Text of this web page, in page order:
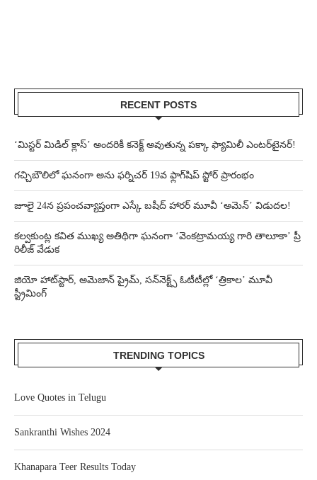
RECENT POSTS
‘మిస్టర్ మిడిల్ క్లాస్’ అందరికీ కనెక్ట్ అవుతున్న పక్కా ఫ్యామిలీ ఎంటర్‌టైనర్!
గచ్చిబౌలిలో ఘనంగా అను ఫర్నిచర్ 19వ ఫ్లాగ్‌షిప్ స్టోర్ ప్రారంభం
జూలై 24న ప్రపంచవ్యాప్తంగా ఎస్కే బషీద్‌ హారర్ మూవీ ‘అమెన్’ విడుదల!
కల్వకుంట్ల కవిత ముఖ్య అతిథిగా ఘనంగా ‘వెంకట్రామయ్య గారి తాలూకా’ ప్రీ
రిలీజ్ వేడుక
జియో హాట్‌స్టార్, అమెజాన్ ప్రైమ్, సన్‌నెక్ట్స్ ఓటీటీల్లో ‘త్రికాల’ మూవీ
స్ట్రీమింగ్
TRENDING TOPICS
Love Quotes in Telugu
Sankranthi Wishes 2024
Khanapara Teer Results Today